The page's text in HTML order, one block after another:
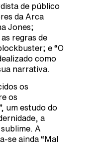
de público
da Arca
Jones;
regras de
e “O
como
narrativa.
os
os
um estudo do
a
A
se ainda “Mal